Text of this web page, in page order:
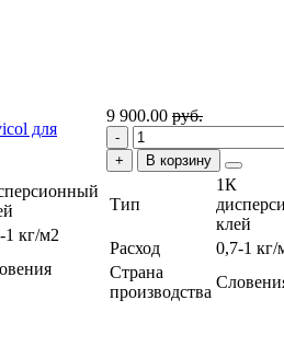
для
1 кг/м2
9 900.00 руб.
В корзину
Тип
1К
клей
Расход
0,7-1 кг/
Страна
производства